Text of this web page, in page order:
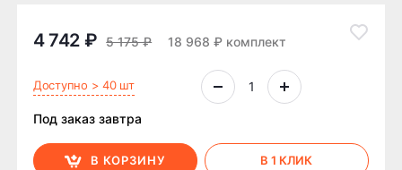
4 742 ₽ 5 175 ₽ 18 968 ₽ комплект
Доступно > 40 шт
Под заказ завтра
В КОРЗИНУ В 1 КЛИК